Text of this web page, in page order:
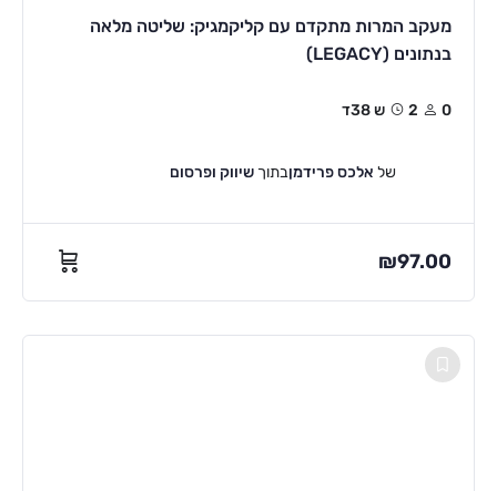
מעקב המרות מתקדם עם קליקמגיק: שליטה מלאה
בנתונים (LEGACY)
0 2ש 38ד
של אלכס פרידמןבתוך שיווק ופרסום
₪97.00